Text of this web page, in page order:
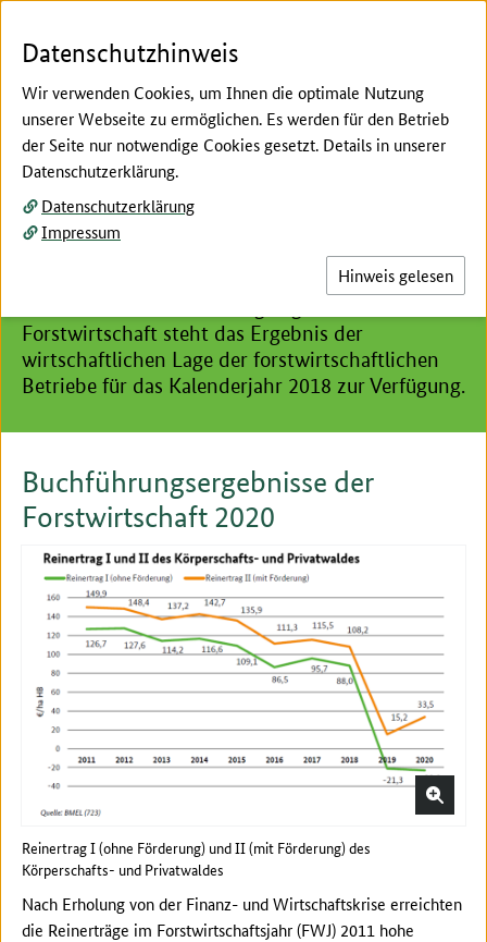
Hier beginnt der Hauptinhalt dieser Seite
Buchführungsergebnisse
Archiv Buchführungsergebnisse Forstwirtschaft
Forstwirtschaft steht das Ergebnis der
wirtschaftlichen Lage der forstwirtschaftlichen
Betriebe für das Kalenderjahr 2018 zur Verfügung.
Buchführungsergebnisse der
Forstwirtschaft 2020
Reinertrag I (ohne Förderung) und II (mit Förderung) des
Körperschafts- und Privatwaldes
Nach Erholung von der Finanz- und Wirtschaftskrise erreichten
die Reinerträge im Forstwirtschaftsjahr (FWJ) 2011 hohe
Datenschutzhinweis
Wir verwenden Cookies, um Ihnen die optimale Nutzung
unserer Webseite zu ermöglichen. Es werden für den Betrieb
der Seite nur notwendige Cookies gesetzt. Details in unserer
Datenschutzerklärung.
Datenschutzerklärung
Impressum
Hinweis gelesen